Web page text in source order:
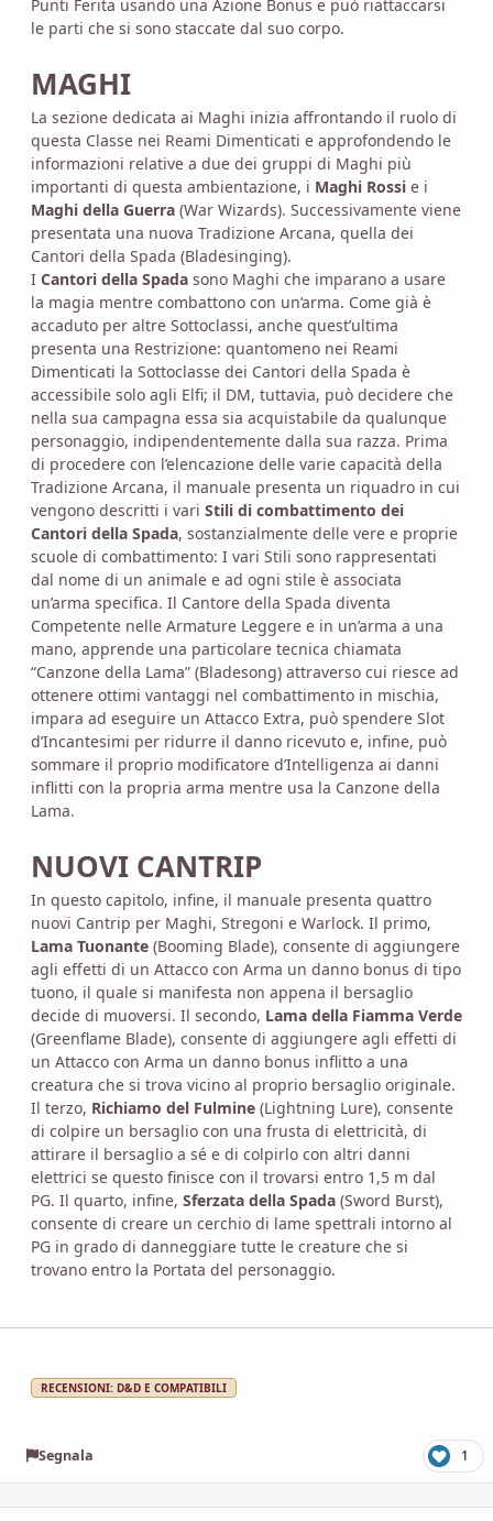
Punti Ferita usando una Azione Bonus e può riattaccarsi
le parti che si sono staccate dal suo corpo.
MAGHI
La sezione dedicata ai Maghi inizia affrontando il ruolo di
questa Classe nei Reami Dimenticati e approfondendo le
informazioni relative a due dei gruppi di Maghi più
importanti di questa ambientazione, i Maghi Rossi e i
Maghi della Guerra (War Wizards). Successivamente viene
presentata una nuova Tradizione Arcana, quella dei
Cantori della Spada (Bladesinging).
I Cantori della Spada sono Maghi che imparano a usare
la magia mentre combattono con un’arma. Come già è
accaduto per altre Sottoclassi, anche quest’ultima
presenta una Restrizione: quantomeno nei Reami
Dimenticati la Sottoclasse dei Cantori della Spada è
accessibile solo agli Elfi; il DM, tuttavia, può decidere che
nella sua campagna essa sia acquistabile da qualunque
personaggio, indipendentemente dalla sua razza. Prima
di procedere con l’elencazione delle varie capacità della
Tradizione Arcana, il manuale presenta un riquadro in cui
vengono descritti i vari Stili di combattimento dei
Cantori della Spada, sostanzialmente delle vere e proprie
scuole di combattimento: I vari Stili sono rappresentati
dal nome di un animale e ad ogni stile è associata
un’arma specifica. Il Cantore della Spada diventa
Competente nelle Armature Leggere e in un’arma a una
mano, apprende una particolare tecnica chiamata
“Canzone della Lama” (Bladesong) attraverso cui riesce ad
ottenere ottimi vantaggi nel combattimento in mischia,
impara ad eseguire un Attacco Extra, può spendere Slot
d’Incantesimi per ridurre il danno ricevuto e, infine, può
sommare il proprio modificatore d’Intelligenza ai danni
inflitti con la propria arma mentre usa la Canzone della
Lama.
NUOVI CANTRIP
In questo capitolo, infine, il manuale presenta quattro
nuovi Cantrip per Maghi, Stregoni e Warlock. Il primo,
Lama Tuonante (Booming Blade), consente di aggiungere
agli effetti di un Attacco con Arma un danno bonus di tipo
tuono, il quale si manifesta non appena il bersaglio
decide di muoversi. Il secondo, Lama della Fiamma Verde
(Greenflame Blade), consente di aggiungere agli effetti di
un Attacco con Arma un danno bonus inflitto a una
creatura che si trova vicino al proprio bersaglio originale.
Il terzo, Richiamo del Fulmine (Lightning Lure), consente
di colpire un bersaglio con una frusta di elettricità, di
attirare il bersaglio a sé e di colpirlo con altri danni
elettrici se questo finisce con il trovarsi entro 1,5 m dal
PG. Il quarto, infine, Sferzata della Spada (Sword Burst),
consente di creare un cerchio di lame spettrali intorno al
PG in grado di danneggiare tutte le creature che si
trovano entro la Portata del personaggio.
RECENSIONI: D&D E COMPATIBILI
Segnala 1